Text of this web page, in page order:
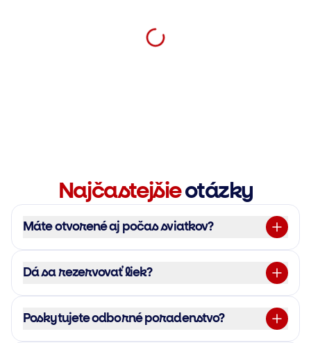
Najčastejšieotázky
Máte otvorené aj počas sviatkov?
Dá sa rezervovať liek?
Poskytujete odborné poradenstvo?